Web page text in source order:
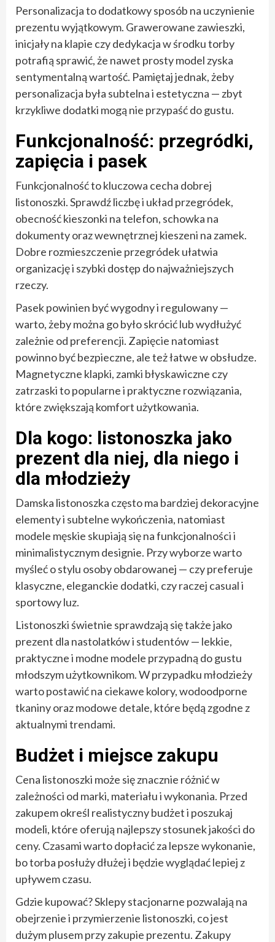
Personalizacja to dodatkowy sposób na uczynienie
prezentu wyjątkowym. Grawerowane zawieszki,
inicjały na klapie czy dedykacja w środku torby
potrafią sprawić, że nawet prosty model zyska
sentymentalną wartość. Pamiętaj jednak, żeby
personalizacja była subtelna i estetyczna — zbyt
krzykliwe dodatki mogą nie przypaść do gustu.
Funkcjonalność: przegródki,
zapięcia i pasek
Funkcjonalność to kluczowa cecha dobrej
listonoszki. Sprawdź liczbę i układ przegródek,
obecność kieszonki na telefon, schowka na
dokumenty oraz wewnętrznej kieszeni na zamek.
Dobre rozmieszczenie przegródek ułatwia
organizację i szybki dostęp do najważniejszych
rzeczy.
Pasek powinien być wygodny i regulowany —
warto, żeby można go było skrócić lub wydłużyć
zależnie od preferencji. Zapięcie natomiast
powinno być bezpieczne, ale też łatwe w obsłudze.
Magnetyczne klapki, zamki błyskawiczne czy
zatrzaski to popularne i praktyczne rozwiązania,
które zwiększają komfort użytkowania.
Dla kogo: listonoszka jako
prezent dla niej, dla niego i
dla młodzieży
Damska listonoszka często ma bardziej dekoracyjne
elementy i subtelne wykończenia, natomiast
modele męskie skupiają się na funkcjonalności i
minimalistycznym designie. Przy wyborze warto
myśleć o stylu osoby obdarowanej — czy preferuje
klasyczne, eleganckie dodatki, czy raczej casual i
sportowy luz.
Listonoszki świetnie sprawdzają się także jako
prezent dla nastolatków i studentów — lekkie,
praktyczne i modne modele przypadną do gustu
młodszym użytkownikom. W przypadku młodzieży
warto postawić na ciekawe kolory, wodoodporne
tkaniny oraz modowe detale, które będą zgodne z
aktualnymi trendami.
Budżet i miejsce zakupu
Cena listonoszki może się znacznie różnić w
zależności od marki, materiału i wykonania. Przed
zakupem określ realistyczny budżet i poszukaj
modeli, które oferują najlepszy stosunek jakości do
ceny. Czasami warto dopłacić za lepsze wykonanie,
bo torba posłuży dłużej i będzie wyglądać lepiej z
upływem czasu.
Gdzie kupować? Sklepy stacjonarne pozwalają na
obejrzenie i przymierzenie listonoszki, co jest
dużym plusem przy zakupie prezentu. Zakupy